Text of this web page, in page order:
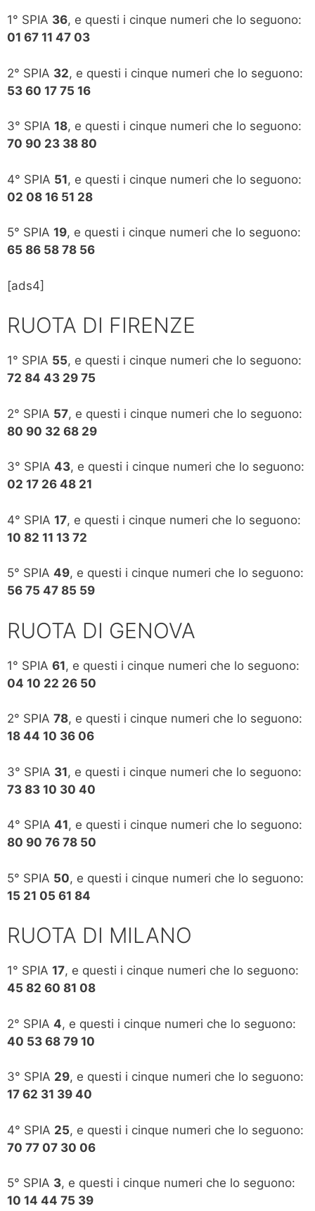
1° SPIA 36, e questi i cinque numeri che lo seguono:
01 67 11 47 03
2° SPIA 32, e questi i cinque numeri che lo seguono:
53 60 17 75 16
3° SPIA 18, e questi i cinque numeri che lo seguono:
70 90 23 38 80
4° SPIA 51, e questi i cinque numeri che lo seguono:
02 08 16 51 28
5° SPIA 19, e questi i cinque numeri che lo seguono:
65 86 58 78 56
[ads4]
RUOTA DI FIRENZE
1° SPIA 55, e questi i cinque numeri che lo seguono:
72 84 43 29 75
2° SPIA 57, e questi i cinque numeri che lo seguono:
80 90 32 68 29
3° SPIA 43, e questi i cinque numeri che lo seguono:
02 17 26 48 21
4° SPIA 17, e questi i cinque numeri che lo seguono:
10 82 11 13 72
5° SPIA 49, e questi i cinque numeri che lo seguono:
56 75 47 85 59
RUOTA DI GENOVA
1° SPIA 61, e questi i cinque numeri che lo seguono:
04 10 22 26 50
2° SPIA 78, e questi i cinque numeri che lo seguono:
18 44 10 36 06
3° SPIA 31, e questi i cinque numeri che lo seguono:
73 83 10 30 40
4° SPIA 41, e questi i cinque numeri che lo seguono:
80 90 76 78 50
5° SPIA 50, e questi i cinque numeri che lo seguono:
15 21 05 61 84
RUOTA DI MILANO
1° SPIA 17, e questi i cinque numeri che lo seguono:
45 82 60 81 08
2° SPIA 4, e questi i cinque numeri che lo seguono:
40 53 68 79 10
3° SPIA 29, e questi i cinque numeri che lo seguono:
17 62 31 39 40
4° SPIA 25, e questi i cinque numeri che lo seguono:
70 77 07 30 06
5° SPIA 3, e questi i cinque numeri che lo seguono:
10 14 44 75 39